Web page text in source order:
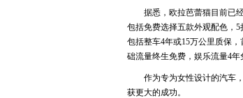
据悉，欧拉芭蕾猫目前已
包括免费选择五款外观配色，5
包括整车4年或15万公里质保
础流量终生免费，娱乐流量4年
作为专为女性设计的汽车
获更大的成功。